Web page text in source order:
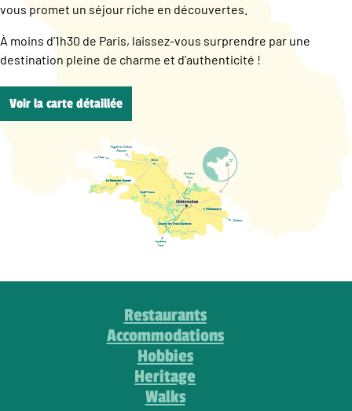
vous promet un séjour riche en découvertes.
À moins d’1h30 de Paris, laissez-vous surprendre par une
destination pleine de charme et d’authenticité !
Voir la carte détaillée
Restaurants
Accommodations
Hobbies
Heritage
Walks